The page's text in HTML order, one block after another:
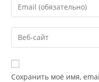
Сохранить моё имя,